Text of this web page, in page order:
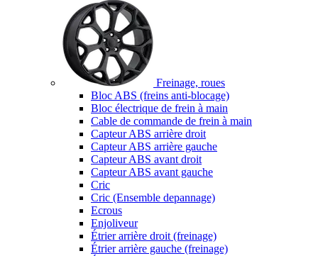
Freinage, roues
Bloc ABS (freins anti-blocage)
Bloc électrique de frein à main
Cable de commande de frein à main
Capteur ABS arrière droit
Capteur ABS arrière gauche
Capteur ABS avant droit
Capteur ABS avant gauche
Cric
Cric (Ensemble depannage)
Ecrous
Enjoliveur
Étrier arrière droit (freinage)
Étrier arrière gauche (freinage)